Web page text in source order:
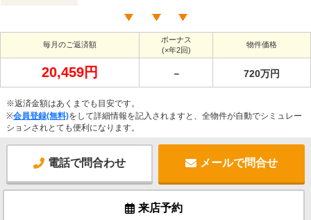
毎月のご返済額
ボーナス
(×年2回)
物件価格
20,459円 － 720万円
※返済金額はあくまでも目安です。
※会員登録(無料)をして詳細情報を記入されますと、全物件が自動でシミュレー
ションされとても便利になります。
電話で問合わせ メールで問合せ
来店予約